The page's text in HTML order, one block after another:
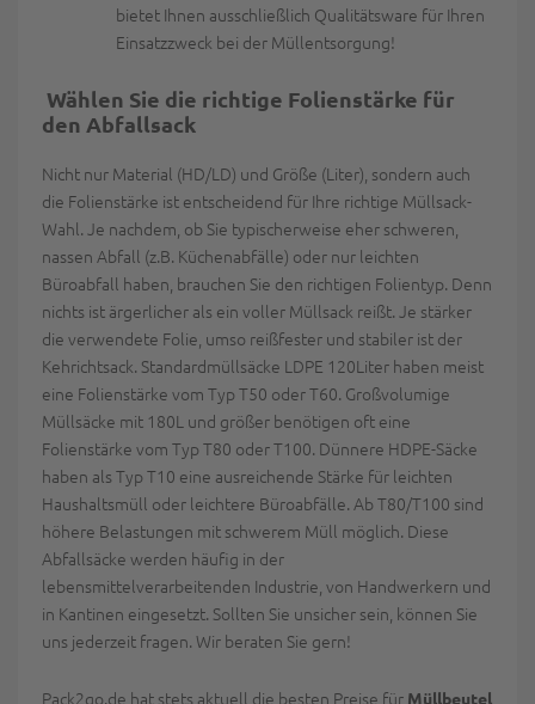
bietet Ihnen ausschließlich Qualitätsware für Ihren
Einsatzzweck bei der Müllentsorgung!
Wählen Sie die richtige Folienstärke für
den Abfallsack
Nicht nur Material (HD/LD) und Größe (Liter), sondern auch
die Folienstärke ist entscheidend für Ihre richtige Müllsack-
Wahl. Je nachdem, ob Sie typischerweise eher schweren,
nassen Abfall (z.B. Küchenabfälle) oder nur leichten
Büroabfall haben, brauchen Sie den richtigen Folientyp. Denn
nichts ist ärgerlicher als ein voller Müllsack reißt. Je stärker
die verwendete Folie, umso reißfester und stabiler ist der
Kehrichtsack. Standardmüllsäcke LDPE 120Liter haben meist
eine Folienstärke vom Typ T50 oder T60. Großvolumige
Müllsäcke mit 180L und größer benötigen oft eine
Folienstärke vom Typ T80 oder T100. Dünnere HDPE-Säcke
haben als Typ T10 eine ausreichende Stärke für leichten
Haushaltsmüll oder leichtere Büroabfälle. Ab T80/T100 sind
höhere Belastungen mit schwerem Müll möglich. Diese
Abfallsäcke werden häufig in der
lebensmittelverarbeitenden Industrie, von Handwerkern und
in Kantinen eingesetzt. Sollten Sie unsicher sein, können Sie
uns jederzeit fragen. Wir beraten Sie gern!
Pack2go.de hat stets aktuell die besten Preise für Müllbeutel